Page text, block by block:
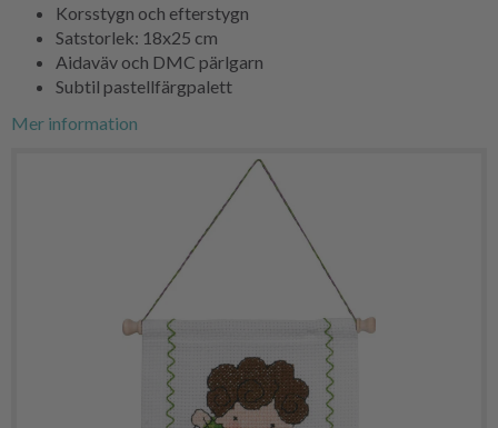
Korsstygn och efterstygn
Satstorlek: 18x25 cm
Aidaväv och DMC pärlgarn
Subtil pastellfärgpalett
Mer information